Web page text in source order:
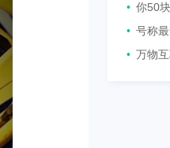
• 你50
• 号称
• 万物